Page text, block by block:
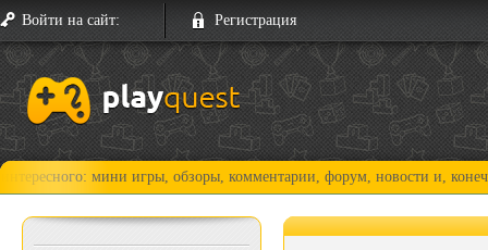
Войти на сайт: Регистрация
мини игры, обзоры, комментарии, форум, новости и, конечно,